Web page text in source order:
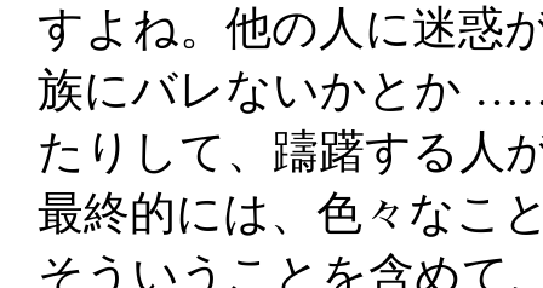
すよね。他の人に迷惑
族にバレないかとか
たりして、躊躇する人
最終的には、色々なこ
そういうことを含めて